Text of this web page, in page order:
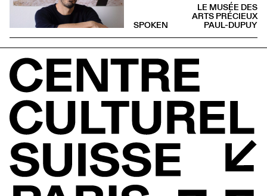
LE MUSÉE DES
ARTS PRÉCIEUX
PAUL-DUPUY
SPOKEN